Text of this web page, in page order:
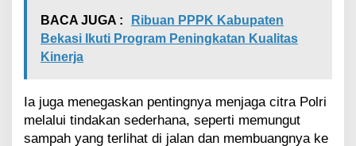
BACA JUGA :
Ribuan PPPK Kabupaten
Bekasi Ikuti Program Peningkatan Kualitas
Kinerja
Ia juga menegaskan pentingnya menjaga citra Polri
melalui tindakan sederhana, seperti memungut
sampah yang terlihat di jalan dan membuangnya ke